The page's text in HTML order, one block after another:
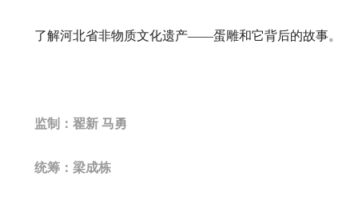
了解河北省非物质文化遗产——蛋雕和它背后的故事。
监制：翟新 马勇
统筹：梁成栋